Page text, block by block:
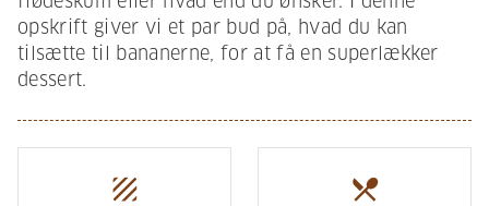
opskrift giver vi et par bud på, hvad du kan
tilsætte til bananerne, for at få en superlækker
dessert.
texture restaurant_menu